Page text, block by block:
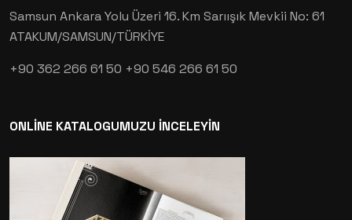
Samsun Ankara Yolu Üzeri 16. Km Sarıışık Mevkii No: 61
ATAKUM/SAMSUN/TÜRKİYE
+90 362 266 61 50 +90 546 266 61 50
ONLİNE KATALOGUMUZU İNCELEYİN